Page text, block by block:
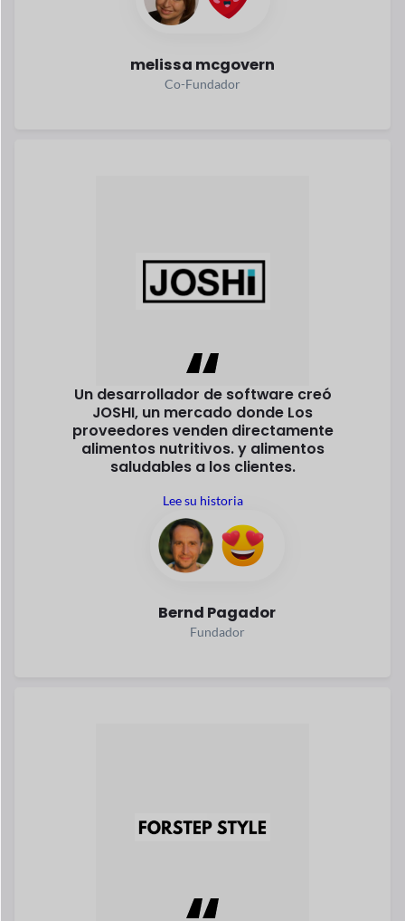
melissa mcgovern
Co-Fundador
Un desarrollador de software creó
JOSHI, un mercado dondeLos
proveedores venden directamente
alimentos nutritivos.y alimentos
saludables a los clientes.
Lee su historia
Bernd Pagador
Fundador